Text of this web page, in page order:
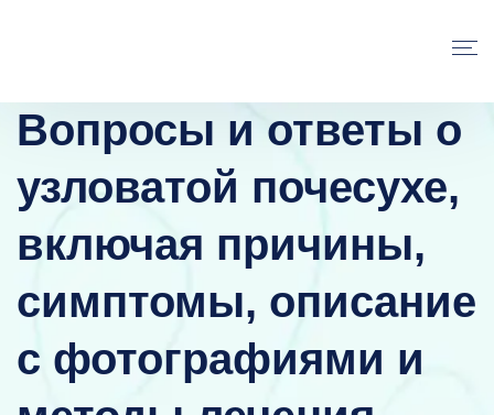
Вопросы и ответы о
узловатой почесухе,
включая причины,
симптомы, описание
с фотографиями и